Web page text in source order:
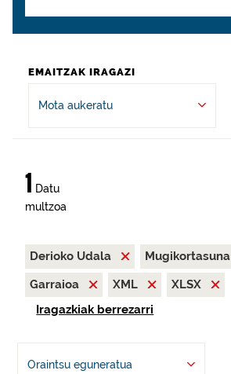
EMAITZAK IRAGAZI
Mota aukeratu
1 Datu
multzoa
Derioko Udala
Mugikortasuna
Garraioa
XML
XLSX
Iragazkiak berrezarri
Oraintsu eguneratua